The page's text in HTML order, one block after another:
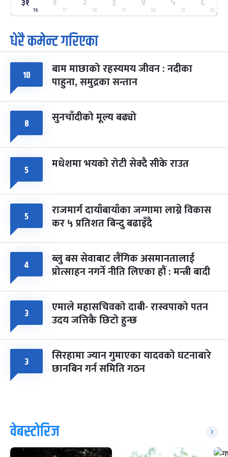
मंगल फाल्गुन २५, २०८३ Mar 9, 2027
७
आइत
पूर्णिमा व्रत
चैत्र ७, २०८३-Mar 21, 2027
८ फागुपूर्णिमा
चैत्र ८, २०८३-Mar 22, 2027
७ महिना बाँकी
३१
16
१
17
२
18
३
19
४
20
५
21
६
22
धेरै कमेन्ट गरिएका
१० बाम माछाको रहस्यमय जीवन : नदीका
पाहुना, समुद्रका सन्तान
८ सुनचाँदीको मूल्य बढ्यो
५ मधेशमा भयको रोटी सेक्दै सीके राउत
५ राजमार्ग दायाँबायाँका जग्गामा लाग्ने विकास
कर ५ प्रतिशत बिन्दु बढाइँदै
४ ब्लु बस सेवाबाट लैंगिक असमानतालाई
प्रोत्साहन नगर्ने नीति लिएका हौं : मन्त्री बादी
३ एमाले महासचिवको दाबी- रास्वपाको पतन
उदय जत्तिकै छिटो हुन्छ
३ सिरहामा ज्यान गुमाएका यादवको घटनाबारे
छानबिन गर्न समिति गठन
वेबस्टोरिज